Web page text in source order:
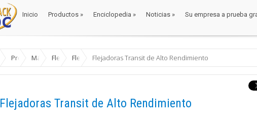
Inicio Productos » Enciclopedia » Noticias » Su empresa a prueba
ProductosMáquinas Envase y Embalaje
FlejadorasFlejadoras automaticas
Flejadoras Transit de Alto Rendimiento
Flejadoras Transit de Alto Rendimiento